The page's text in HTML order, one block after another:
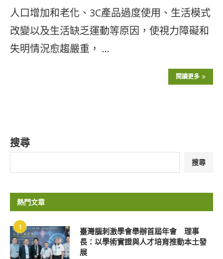
人口增加和老化、3C產品過度使用、生活模式
改變以及生活缺乏運動等原因，使視力障礙和
失明情況愈趨嚴重， …
閱讀更多
搜尋
搜尋
熱門文章
1
臺灣腦刺激學會舉辦首屆年會 理事
長：以學術實證與人才培育推動本土發
展